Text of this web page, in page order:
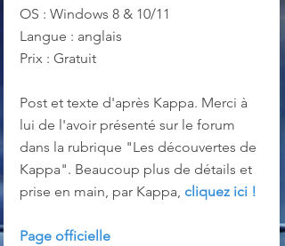
OS : Windows 8 & 10/11
Langue : anglais
Prix : Gratuit
Post et texte d'après Kappa. Merci à
lui de l'avoir présenté sur le forum
dans la rubrique "Les découvertes de
Kappa". Beaucoup plus de détails et
prise en main, par Kappa, cliquez ici !
Page officielle